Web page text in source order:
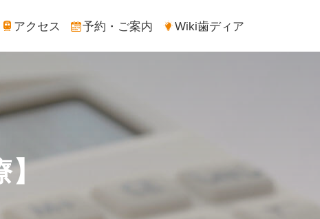
アクセス 予約・ご案内 Wiki歯ディア